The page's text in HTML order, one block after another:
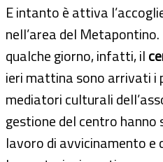
E intanto è attiva
nell’area del
qualche giorno, infatti, il
ieri mattina sono arrivati i
mediatori culturali
gestione del centro
lavoro di avvicinamento e